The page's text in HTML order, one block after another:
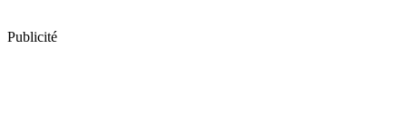
Publicité